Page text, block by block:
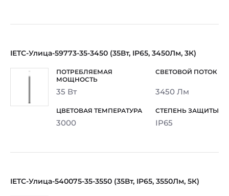
IETC-Улица-59773-35-3450 (35Вт, IP65, 3450Лм, 3К)
35 Вт 3450 Лм
3000 IP65
IETC-Улица-540075-35-3550 (35Вт, IP65, 3550Лм, 5К)